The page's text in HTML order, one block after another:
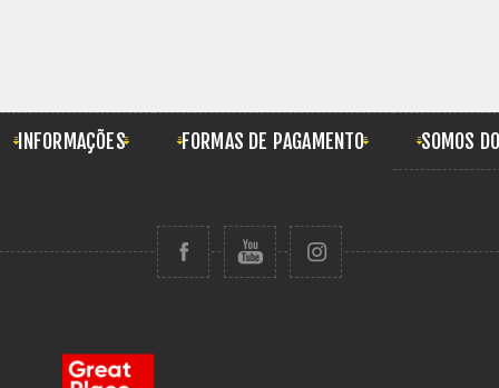
INFORMAÇÕES FORMAS DE PAGAMENTO SOMOS